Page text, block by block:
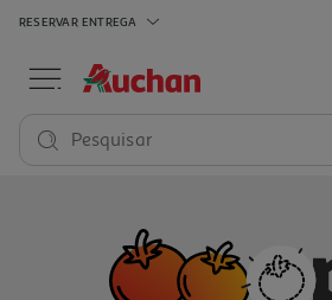
RESERVAR ENTREGA
Pesquisar